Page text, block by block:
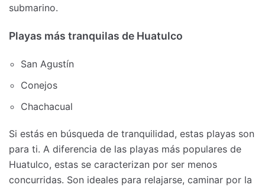
submarino.
Playas más tranquilas de Huatulco
San Agustín
Conejos
Chachacual
Si estás en búsqueda de tranquilidad, estas playas son
para ti. A diferencia de las playas más populares de
Huatulco, estas se caracterizan por ser menos
concurridas. Son ideales para relajarse, caminar por la